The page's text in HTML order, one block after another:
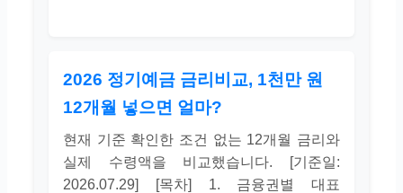
2026 정기예금 금리비교, 1천만 원
12개월 넣으면 얼마?
현재 기준 확인한 조건 없는 12개월 금리와
실제 수령액을 비교했습니다. [기준일:
2026.07.29] [목차] 1. 금융권별 대표